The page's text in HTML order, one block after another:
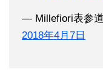
— Millefiori表参
2018年4月7日